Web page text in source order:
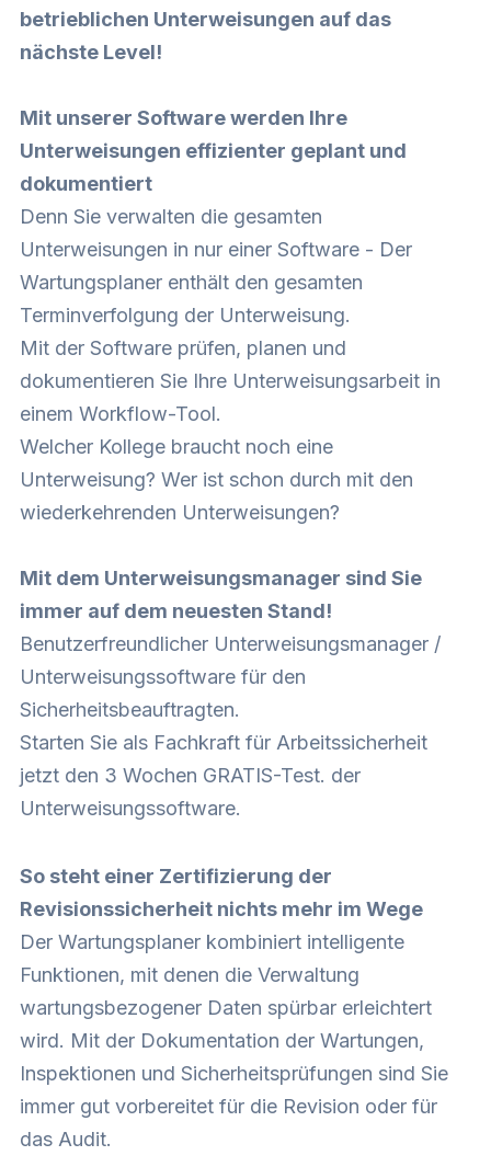
betrieblichen Unterweisungen auf das
nächste Level!
Mit unserer Software werden Ihre
Unterweisungen effizienter geplant und
dokumentiert
Denn Sie verwalten die gesamten
Unterweisungen in nur einer Software - Der
Wartungsplaner enthält den gesamten
Terminverfolgung der Unterweisung.
Mit der Software prüfen, planen und
dokumentieren Sie Ihre Unterweisungsarbeit in
einem Workflow-Tool.
Welcher Kollege braucht noch eine
Unterweisung? Wer ist schon durch mit den
wiederkehrenden Unterweisungen?
Mit dem Unterweisungsmanager sind Sie
immer auf dem neuesten Stand!
Benutzerfreundlicher Unterweisungsmanager /
Unterweisungssoftware für den
Sicherheitsbeauftragten.
Starten Sie als Fachkraft für Arbeitssicherheit
jetzt den 3 Wochen GRATIS-Test. der
Unterweisungssoftware.
So steht einer Zertifizierung der
Revisionssicherheit nichts mehr im Wege
Der Wartungsplaner kombiniert intelligente
Funktionen, mit denen die Verwaltung
wartungsbezogener Daten spürbar erleichtert
wird. Mit der Dokumentation der Wartungen,
Inspektionen und Sicherheitsprüfungen sind Sie
immer gut vorbereitet für die Revision oder für
das Audit.